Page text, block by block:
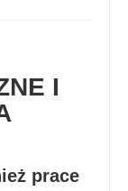
I
prace